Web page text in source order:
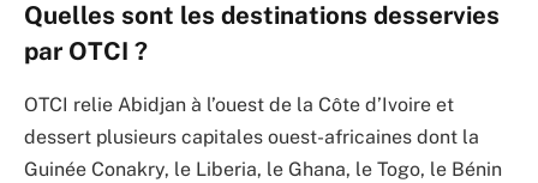
Quelles sont les destinations desservies
par OTCI ?
OTCI relie Abidjan à l’ouest de la Côte d’Ivoire et
dessert plusieurs capitales ouest-africaines dont la
Guinée Conakry, le Liberia, le Ghana, le Togo, le Bénin